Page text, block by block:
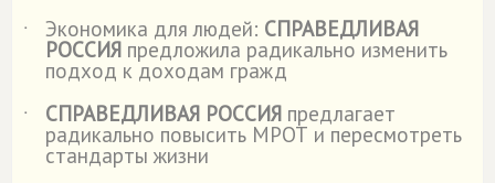
˙
Экономика для людей: СПРАВЕДЛИВАЯ
РОССИЯ предложила радикально изменить
подход к доходам гражд
˙
СПРАВЕДЛИВАЯ РОССИЯ предлагает
радикально повысить МРОТ и пересмотреть
стандарты жизни